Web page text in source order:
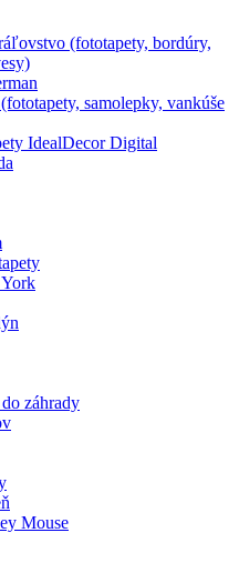
(fototapety, bordúry,
samolepky, vankúše
IdealDecor Digital
záhrady
Mouse